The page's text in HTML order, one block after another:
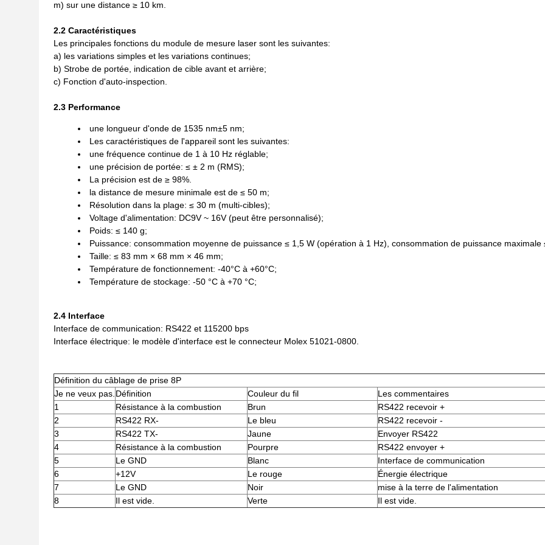
m) sur une distance ≥ 10 km.
2.2 Caractéristiques
Les principales fonctions du module de mesure laser sont les suivantes:
a) les variations simples et les variations continues;
b) Strobe de portée, indication de cible avant et arrière;
c) Fonction d'auto-inspection.
2.3 Performance
une longueur d'onde de 1535 nm±5 nm;
Les caractéristiques de l'appareil sont les suivantes:
une fréquence continue de 1 à 10 Hz réglable;
une précision de portée: ≤ ± 2 m (RMS);
La précision est de ≥ 98%.
la distance de mesure minimale est de ≤ 50 m;
Résolution dans la plage: ≤ 30 m (multi-cibles);
Voltage d'alimentation: DC9V ~ 16V (peut être personnalisé);
Poids: ≤ 140 g;
Puissance: consommation moyenne de puissance ≤ 1,5 W (opération à 1 Hz), consommation de puissance maximale
Taille: ≤ 83 mm × 68 mm × 46 mm;
Température de fonctionnement: -40°C à +60°C;
Température de stockage: -50 °C à +70 °C;
2.4 Interface
Interface de communication: RS422 et 115200 bps
Interface électrique: le modèle d'interface est le connecteur Molex 51021-0800.
Définition du câblage de prise 8P
Je ne veux pas. Définition Couleur du fil
Les commentaires
1
Résistance à la combustion Brun
RS422 recevoir +
2
RS422 RX- Le bleu
RS422 recevoir -
3
RS422 TX- Jaune
Envoyer RS422
4
Résistance à la combustion Pourpre
RS422 envoyer +
5
Le GND Blanc
Interface de communication
6
+12V Le rouge
Énergie électrique
7
Le GND Noir
mise à la terre de l'alimentation
8
Il est vide. Verte Il est vide.